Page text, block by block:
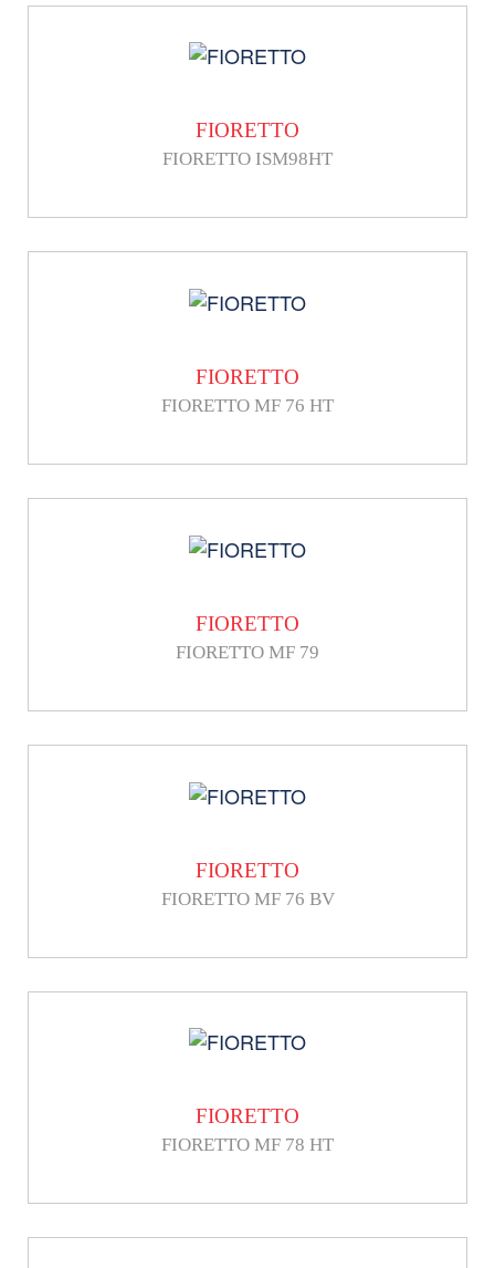
FIORETTO
FIORETTO ISM98HT
FIORETTO
FIORETTO MF 76 HT
FIORETTO
FIORETTO MF 79
FIORETTO
FIORETTO MF 76 BV
FIORETTO
FIORETTO MF 78 HT